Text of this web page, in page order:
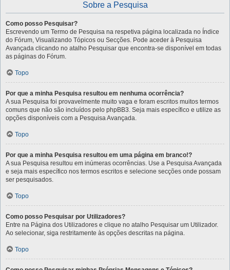
Sobre a Pesquisa
Como posso Pesquisar?
Escrevendo um Termo de Pesquisa na respetiva página localizada no Índice
do Fórum, Visualizando Tópicos ou Secções. Pode aceder à Pesquisa
Avançada clicando no atalho Pesquisar que encontra-se disponível em todas
as páginas do Fórum.
Topo
Por que a minha Pesquisa resultou em nenhuma ocorrência?
A sua Pesquisa foi provavelmente muito vaga e foram escritos muitos termos
comuns que não são incluídos pelo phpBB3. Seja mais específico e utilize as
opções disponíveis com a Pesquisa Avançada.
Topo
Por que a minha Pesquisa resultou em uma página em branco!?
A sua Pesquisa resultou em inúmeras ocorrências. Use a Pesquisa Avançada
e seja mais específico nos termos escritos e selecione secções onde possam
ser pesquisados.
Topo
Como posso Pesquisar por Utilizadores?
Entre na Página dos Utilizadores e clique no atalho Pesquisar um Utilizador.
Ao selecionar, siga restritamente às opções descritas na página.
Topo